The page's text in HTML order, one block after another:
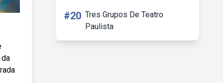
#20 Tres Grupos De Teatro
Paulista